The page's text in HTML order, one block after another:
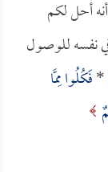
في أنه أحل لكم
نفسه للوصول
*فَكُلُوا مِمَّا